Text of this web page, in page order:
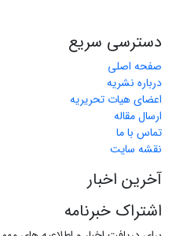
دسترسی سریع
صفحه اصلی
درباره نشریه
اعضای هیات تحریریه
ارسال مقاله
تماس با ما
نقشه سایت
آخرین اخبار
اشتراک خبرنامه